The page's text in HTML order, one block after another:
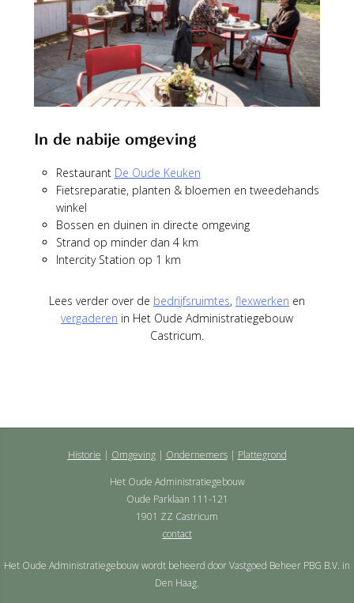
In de nabije omgeving
Restaurant De Oude Keuken
Fietsreparatie, planten & bloemen en tweedehands
winkel
Bossen en duinen in directe omgeving
Strand op minder dan 4 km
Intercity Station op 1 km
Lees verder over de bedrijfsruimtes, flexwerken en
vergaderen in Het Oude Administratiegebouw
Castricum.
Historie Omgeving Ondernemers
Plattegrond
Het Oude Administratiegebouw
Oude Parklaan 111-121
1901 ZZ Castricum
contact
Het Oude Administratiegebouw wordt beheerd door Vastgoed Beheer PBG B.V. in
Den Haag.